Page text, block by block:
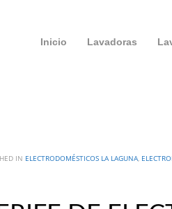
Inicio Lavadoras
IN ELECTRODOMÉSTICOS LA LAGUNA,